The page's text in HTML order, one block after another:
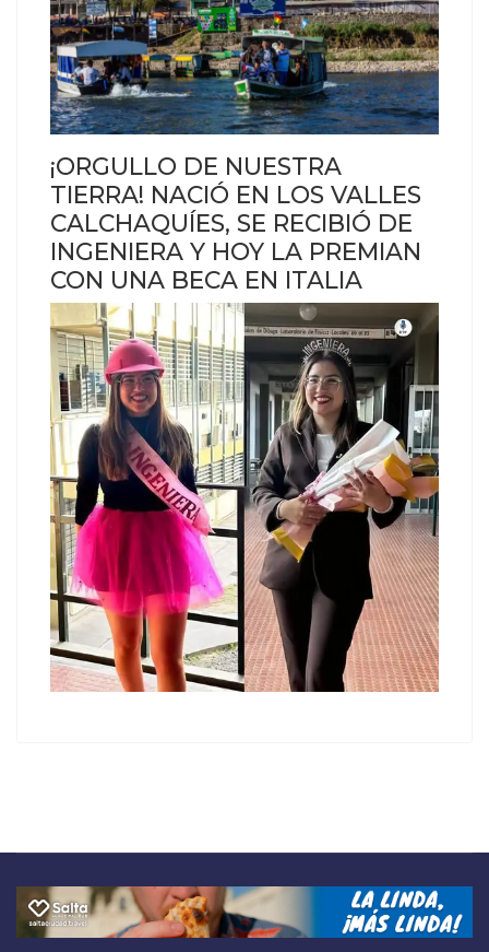
¡ORGULLO DE NUESTRA
TIERRA! NACIÓ EN LOS VALLES
CALCHAQUÍES, SE RECIBIÓ DE
INGENIERA Y HOY LA PREMIAN
CON UNA BECA EN ITALIA